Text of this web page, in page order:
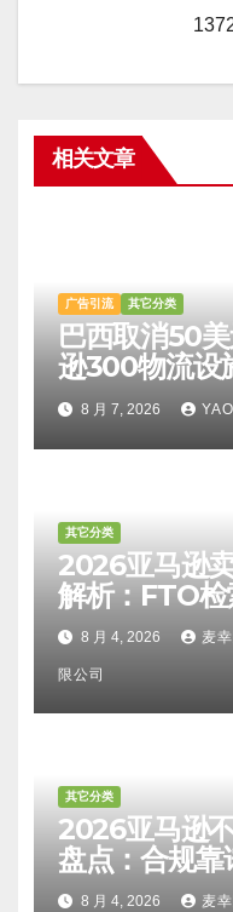
相关文章
广告引流 其它分类
巴西取消50
逊300物流设
8 月 7, 2026
其它分类
2026亚马逊
解析：FTO检
比对区别、
甄选避坑全攻
8 月 4, 2026 麦
限公司
其它分类
2026亚马逊
盘点：合规靠
避坑FAQ及
8 月 4, 2026 麦